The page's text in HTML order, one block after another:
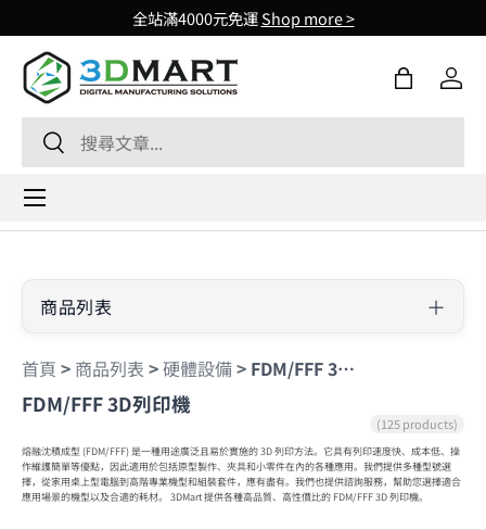
Skip to content
全站滿4000元免運Shop more >
Search
Search
購物袋登入
Menu
商品列表
首頁 > 商品列表 >硬體設備> FDM/FFF 3D列印機
FDM/FFF 3D列印機
(125 products)
熔融沈積成型 (FDM/FFF) 是一種用途廣泛且易於實施的 3D 列印方法。它具有列印速度快、成本低、操
作維護簡單等優點，因此適用於包括原型製作、夾具和小零件在內的各種應用。我們提供多種型號選
擇，從家用桌上型電腦到高階專業機型和組裝套件，應有盡有。我們也提供諮詢服務，幫助您選擇適合
應用場景的機型以及合適的耗材。 3DMart 提供各種高品質、高性價比的 FDM/FFF 3D 列印機。